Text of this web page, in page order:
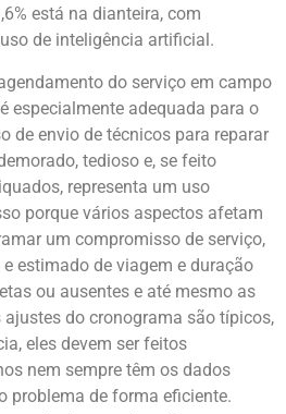
está na dianteira, com
de inteligência artificial.
do serviço em campo
é especialmente adequada para o
de envio de técnicos para reparar
tedioso e, se feito
representa um uso
porque vários aspectos afetam
um compromisso de serviço,
estimado de viagem e duração
ou ausentes e até mesmo as
do cronograma são típicos,
eles devem ser feitos
nem sempre têm os dados
problema de forma eficiente.